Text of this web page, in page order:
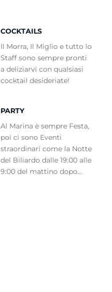
COCKTAILS
Il Morra, Il Miglio e tutto lo
Staff sono sempre pronti
a deliziarvi con qualsiasi
cocktail desideriate!
PARTY
Al Marina è sempre Festa,
poi ci sono Eventi
straordinari come la Notte
del Biliardo dalle 19:00 alle
9:00 del mattino dopo...